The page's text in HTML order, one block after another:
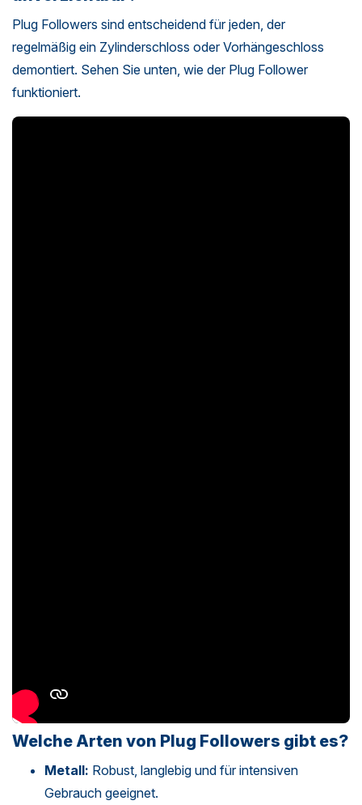
Plug Followers sind entscheidend für jeden, der
regelmäßig ein Zylinderschloss oder Vorhängeschloss
demontiert. Sehen Sie unten, wie der Plug Follower
funktioniert.
Welche Arten von Plug Followers gibt es?
Metall: Robust, langlebig und für intensiven
Gebrauch geeignet.